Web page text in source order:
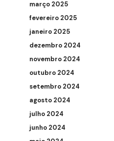
março 2025
fevereiro 2025
janeiro 2025
dezembro 2024
novembro 2024
outubro 2024
setembro 2024
agosto 2024
julho 2024
junho 2024